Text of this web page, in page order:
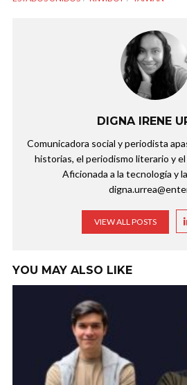
DIGNA IRENE
Comunicadora social y periodista
historias, el periodismo literario y
Aficionada a la tecnología y
VIEW ALL POSTS
YOU MAY ALSO LIKE